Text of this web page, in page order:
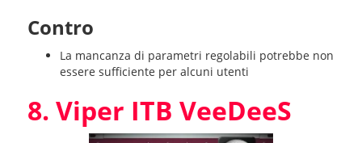
Contro
La mancanza di parametri regolabili potrebbe non
essere sufficiente per alcuni utenti
8. Viper ITB VeeDeeS